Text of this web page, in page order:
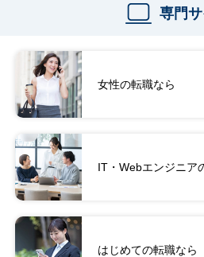
専門
女性の転職なら
IT・Webエンジニア
はじめての転職なら